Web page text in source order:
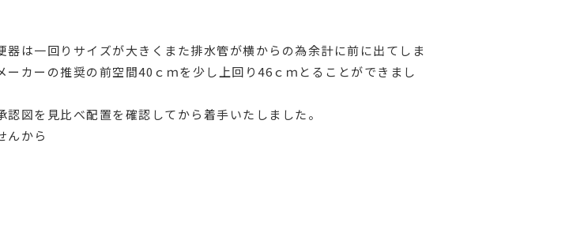
は一回りサイズが大きくまた排水管が横からの為余計に前に出てしま
カーの推奨の前空間40ｃｍを少し上回り46ｃｍとることができまし
図を見比べ配置を確認してから着手いたしました。
んから